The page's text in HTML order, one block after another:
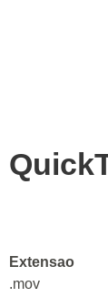
Extensao
.mov